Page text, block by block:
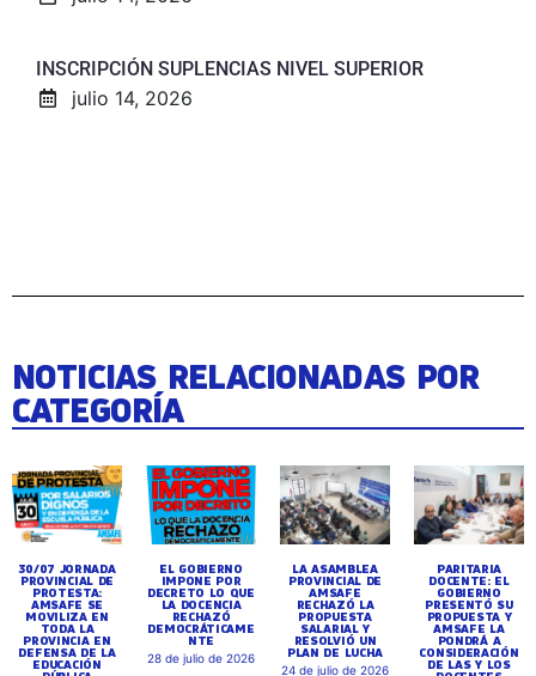
INSCRIPCIÓN SUPLENCIAS NIVEL SUPERIOR
julio 14, 2026
NOTICIAS RELACIONADAS POR
CATEGORÍA
30/07 JORNADA
PROVINCIAL DE
PROTESTA:
AMSAFE SE
MOVILIZA EN
TODA LA
PROVINCIA EN
DEFENSA DE LA
EDUCACIÓN
EL GOBIERNO
IMPONE POR
DECRETO LO QUE
LA DOCENCIA
RECHAZÓ
DEMOCRÁTICAME
NTE
28 de julio de 2026
LA ASAMBLEA
PROVINCIAL DE
AMSAFE
RECHAZÓ LA
PROPUESTA
SALARIAL Y
RESOLVIÓ UN
PLAN DE LUCHA
24 de julio de 2026
PARITARIA
DOCENTE: EL
GOBIERNO
PRESENTÓ SU
PROPUESTA Y
AMSAFE LA
PONDRÁ A
CONSIDERACIÓN
DE LAS Y LOS